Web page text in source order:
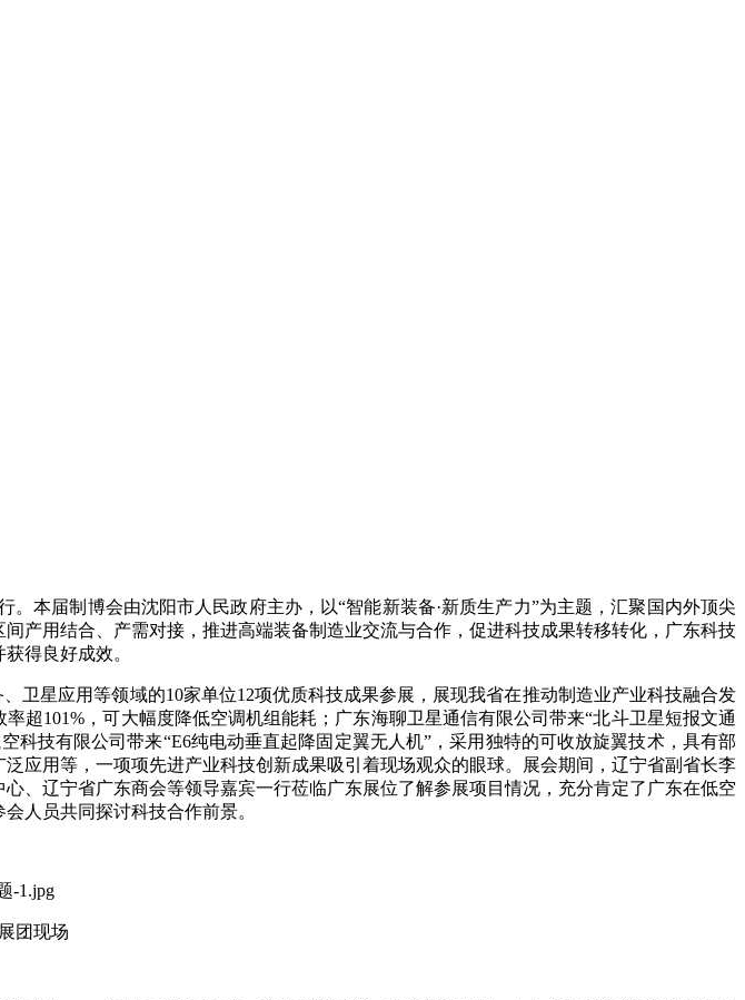
本届制博会由沈阳市人民政府主办，以“智能新装备·新质生产力”为主题，汇聚国内外顶尖
产用结合、产需对接，推进高端装备制造业交流与合作，促进科技成果转移转化，广东科技
得良好成效。
卫星应用等领域的10家单位12项优质科技成果参展，展现我省在推动制造业产业科技融合发
超101%，可大幅度降低空调机组能耗；广东海聊卫星通信有限公司带来“北斗卫星短报文通
技有限公司带来“E6纯电动垂直起降固定翼无人机”，采用独特的可收放旋翼技术，具有部
应用等，一项项先进产业科技创新成果吸引着现场观众的眼球。展会期间，辽宁省副省长李
、辽宁省广东商会等领导嘉宾一行莅临广东展位了解参展项目情况，充分肯定了广东在低空
人员共同探讨科技合作前景。
团现场